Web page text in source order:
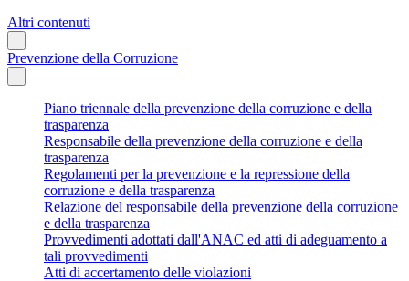
Altri contenuti
Prevenzione della Corruzione
Piano triennale della prevenzione della corruzione e della
trasparenza
Responsabile della prevenzione della corruzione e della
trasparenza
Regolamenti per la prevenzione e la repressione della
corruzione e della trasparenza
Relazione del responsabile della prevenzione della corruzione
e della trasparenza
Provvedimenti adottati dall'ANAC ed atti di adeguamento a
tali provvedimenti
Atti di accertamento delle violazioni